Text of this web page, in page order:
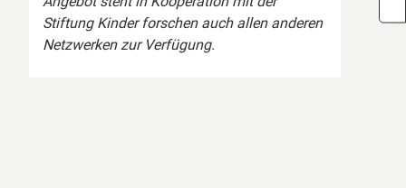
Stiftung Kinder forschen auch allen anderen
Netzwerken zur Verfügung.